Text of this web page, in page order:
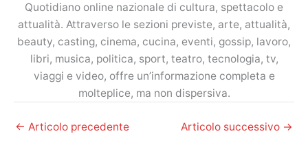
Quotidiano online nazionale di cultura, spettacolo e
attualità. Attraverso le sezioni previste, arte, attualità,
beauty, casting, cinema, cucina, eventi, gossip, lavoro,
libri, musica, politica, sport, teatro, tecnologia, tv,
viaggi e video, offre un’informazione completa e
molteplice, ma non dispersiva.
← Articolo precedente Articolo successivo →